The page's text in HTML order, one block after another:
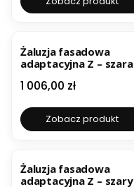
Żaluzja fasadowa
adaptacyjna Z – szara
Cena
1 006,00 zł
Zobacz produkt
Żaluzja fasadowa
adaptacyjna Z – szary